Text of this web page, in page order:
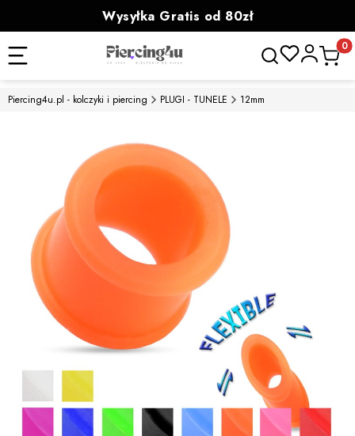
Wysyłka Gratis od 80zł
powyżej 100zł prezent
Otwórz
Piercing4u.pl - kolczyki i piercing PLUGI - TUNELE 12mm